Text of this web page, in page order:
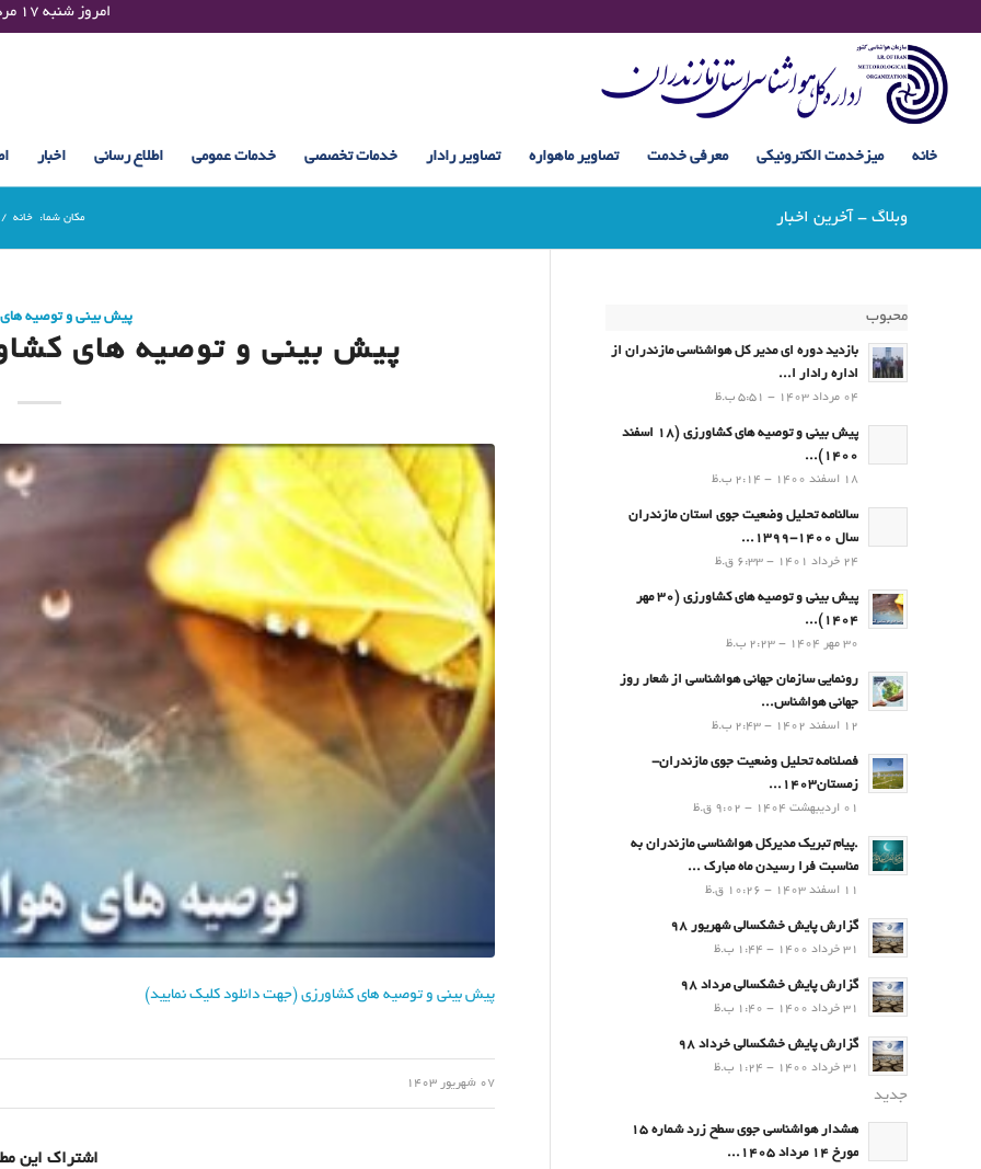
Saturday 08 August 2026 , 09:42 UTC ¤¤¤¤ امروز شنبه ۱۷ مرداد ۱۴۰۵ساعت : ۰۹:۴۲
خانه میزخدمت الکترونیکی معرفی خدمت تصاویر ماهواره تصاویر رادار خدمات تخصصی خدمات عمومی اطلاع رسانی اخبار
وبلاگ - آخرین اخبار مکان شما: خانه /
پیش بینی و توصیه
پیش بینی و توصیه های کشاورزی (7
پیش بینی و توصیه های کشاورزی (جهت دانلود کلیک نمایید)
07 شهریور 1403
اشتراک این
محبوب
بازدید دوره ای مدیر کل هواشناسی مازندران از
اداره رادار ا...
04 مرداد 1403 - 5:51 ب.ظ
پیش بینی و توصیه های کشاورزی (18 اسفند
1400)...
18 اسفند 1400 - 2:14 ب.ظ
سالنامه تحلیل وضعیت جوی استان مازندران
سال 1400-1399...
24 خرداد 1401 - 6:33 ق.ظ
پیش بینی و توصیه های کشاورزی (30 مهر
۱۴۰۴)...
30 مهر 1404 - 2:23 ب.ظ
رونمایی سازمان جهانی هواشناسی از شعار روز
جهانی هواشناس...
12 اسفند 1402 - 2:43 ب.ظ
فصلنامه تحلیل وضعیت جوی مازندران-
زمستان۱۴۰۳...
01 اردیبهشت 1404 - 9:02 ق.ظ
.پيام تبريك مدیرکل هواشناسی مازندران به
مناسبت فرا رسيدن ماه مبارك ...
11 اسفند 1403 - 10:26 ق.ظ
گزارش پایش خشکسالی شهریور 98
31 خرداد 1400 - 1:44 ب.ظ
گزارش پایش خشکسالی مرداد 98
31 خرداد 1400 - 1:40 ب.ظ
گزارش پایش خشکسالی خرداد 98
31 خرداد 1400 - 1:24 ب.ظ
جدید
هشدار هواشناسی جوی سطح زرد شماره 15
مورخ 14 مرداد 1405...